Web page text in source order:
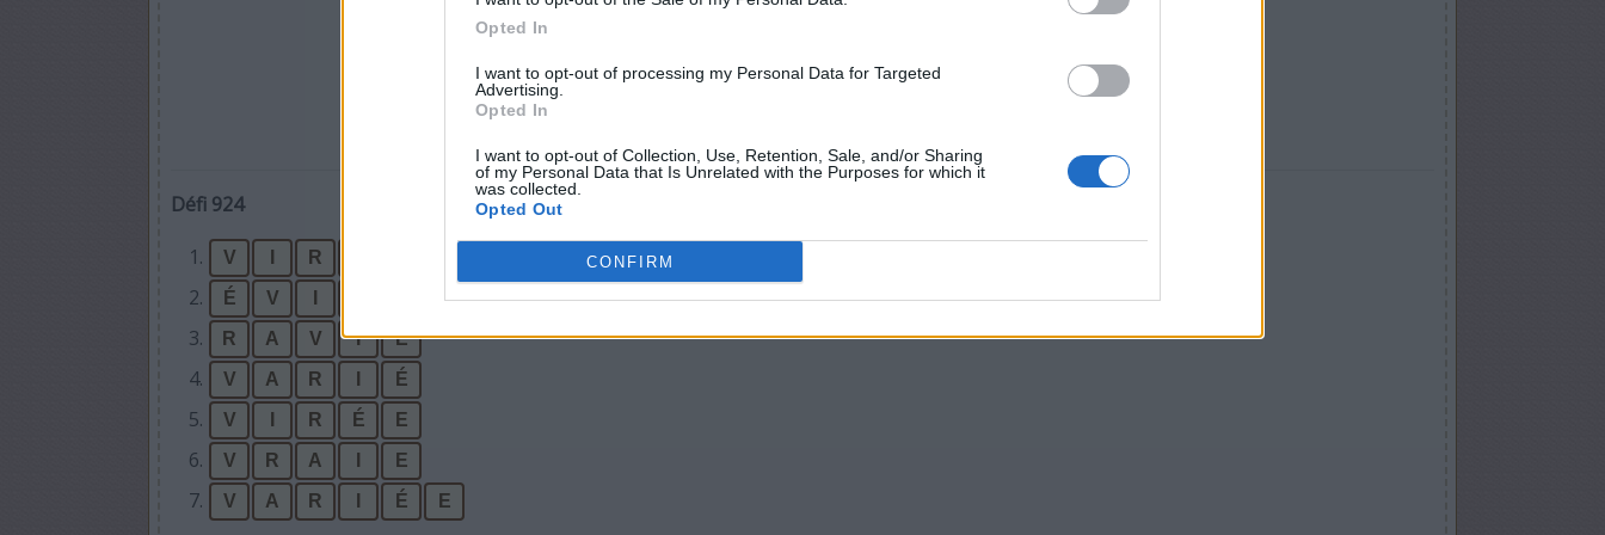
Opted In
I want to opt-out of processing my Personal Data for Targeted
Advertising.
Opted In
I want to opt-out of Collection, Use, Retention, Sale, and/or Sharing
of my Personal Data that Is Unrelated with the Purposes for which it
was collected.
Opted Out
CONFIRM
Défi 924
1.
V R
2. É V
3. R A V I E
4. V A R É
5. V R É E
6. V R A E
7. V A R É E